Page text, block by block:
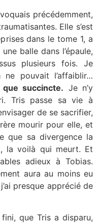
précédemment,
Elle s’est
dans le tome 1, a
balle dans l’épaule,
plusieurs fois. Je
pouvait l’affaiblir…
succincte. Je n’y
Tris passe sa vie à
de se sacrifier,
mourir pour elle, et
que sa divergence la
la voilà qui meurt. Et
adieux à Tobias.
aura au moins eu
presque apprécié de
que Tris a disparu,